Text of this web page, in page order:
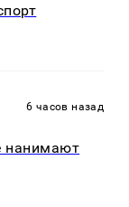
6 часов назад
нанимают